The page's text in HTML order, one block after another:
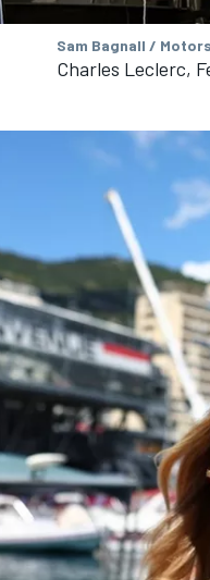
Sam Bagnall /
Charles Leclerc,